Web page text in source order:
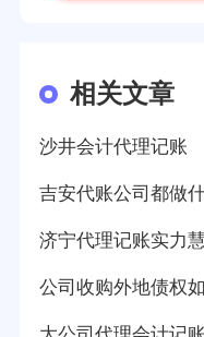
相关文章
沙井会计代理记账
吉安代账公司都做
济宁代理记账实力慧
公司收购外地债权